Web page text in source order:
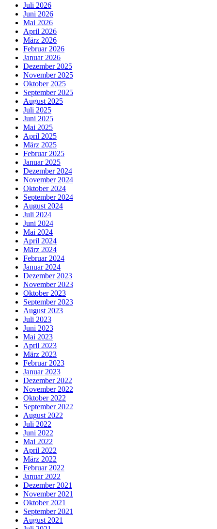
Juli 2026
Juni 2026
Mai 2026
April 2026
März 2026
Februar 2026
Januar 2026
Dezember 2025
November 2025
Oktober 2025
September 2025
August 2025
Juli 2025
Juni 2025
Mai 2025
April 2025
März 2025
Februar 2025
Januar 2025
Dezember 2024
November 2024
Oktober 2024
September 2024
August 2024
Juli 2024
Juni 2024
Mai 2024
April 2024
März 2024
Februar 2024
Januar 2024
Dezember 2023
November 2023
Oktober 2023
September 2023
August 2023
Juli 2023
Juni 2023
Mai 2023
April 2023
März 2023
Februar 2023
Januar 2023
Dezember 2022
November 2022
Oktober 2022
September 2022
August 2022
Juli 2022
Juni 2022
Mai 2022
April 2022
März 2022
Februar 2022
Januar 2022
Dezember 2021
November 2021
Oktober 2021
September 2021
August 2021